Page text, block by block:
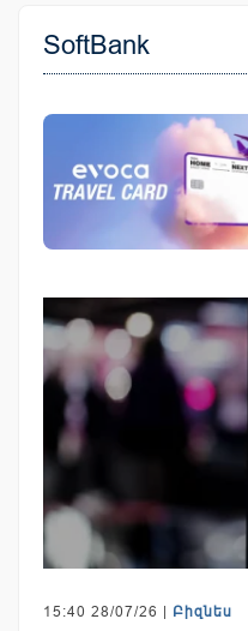
SoftBank
15:40 28/07/26 | Բիզնես